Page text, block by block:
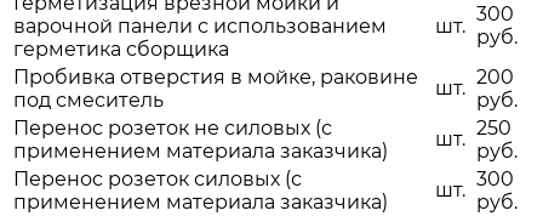
варочной панели с использованием
герметика сборщика
шт.
300
руб.
Пробивка отверстия в мойке, раковине
под смеситель
шт. 200
руб.
Перенос розеток не силовых (с
применением материала заказчика)
шт. 250
руб.
Перенос розеток силовых (с
применением материала заказчика)
шт. 300
руб.